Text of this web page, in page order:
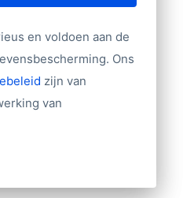
Neem contact
en voldoen aan de
Ons
zijn van
van